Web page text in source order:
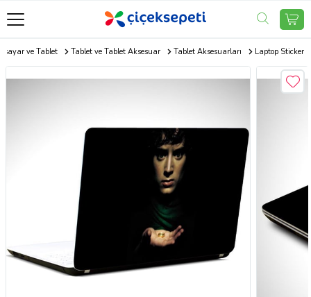
ve Tablet Tablet ve Tablet Aksesuar Tablet Aksesuarları Laptop Sticker